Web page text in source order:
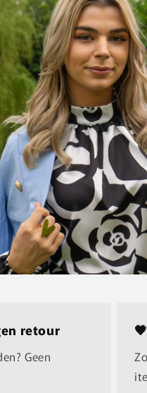
retour
Geen